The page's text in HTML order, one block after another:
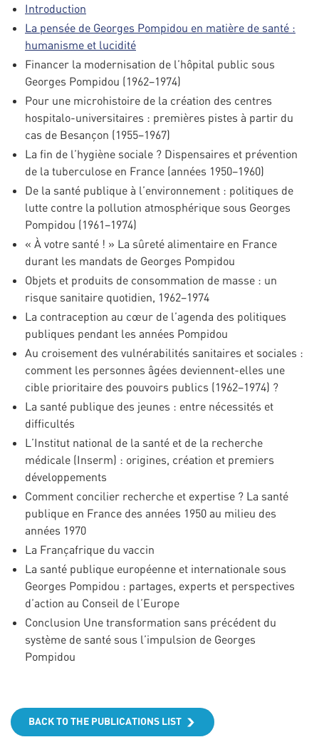
Introduction
La pensée de Georges Pompidou en matière de santé :
humanisme et lucidité
Financer la modernisation de l’hôpital public sous
Georges Pompidou (1962–1974)
Pour une microhistoire de la création des centres
hospitalo-universitaires : premières pistes à partir du
cas de Besançon (1955–1967)
La fin de l’hygiène sociale ? Dispensaires et prévention
de la tuberculose en France (années 1950–1960)
De la santé publique à l’environnement : politiques de
lutte contre la pollution atmosphérique sous Georges
Pompidou (1961–1974)
« À votre santé ! » La sûreté alimentaire en France
durant les mandats de Georges Pompidou
Objets et produits de consommation de masse : un
risque sanitaire quotidien, 1962–1974
La contraception au cœur de l’agenda des politiques
publiques pendant les années Pompidou
Au croisement des vulnérabilités sanitaires et sociales :
comment les personnes âgées deviennent-elles une
cible prioritaire des pouvoirs publics (1962–1974) ?
La santé publique des jeunes : entre nécessités et
difficultés
L’Institut national de la santé et de la recherche
médicale (Inserm) : origines, création et premiers
développements
Comment concilier recherche et expertise ? La santé
publique en France des années 1950 au milieu des
années 1970
La Françafrique du vaccin
La santé publique européenne et internationale sous
Georges Pompidou : partages, experts et perspectives
d’action au Conseil de l’Europe
Conclusion Une transformation sans précédent du
système de santé sous l’impulsion de Georges
Pompidou
BACK TO THE PUBLICATIONS LIST